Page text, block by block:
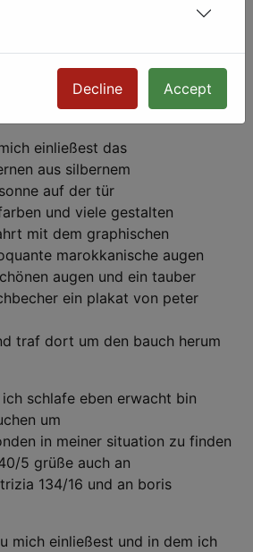
und Rückkehr zu uns selbst.
einließest das
aus silbernem
auf der tür
und viele gestalten
mit dem graphischen
marokkanische augen
augen und ein tauber
ein plakat von peter
traf dort um den bauch herum
schlafe eben erwacht bin
um
in meiner situation zu finden
5 grüße auch an
134/16 und an boris
mich einließest und in dem ich
Decline Accept